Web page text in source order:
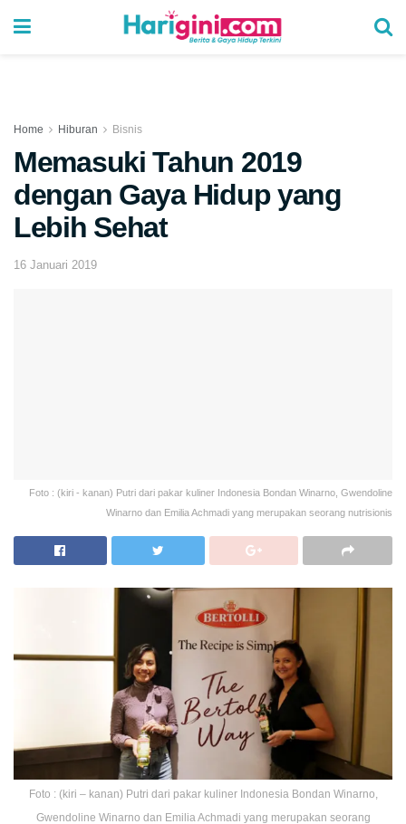
Home Hiburan Bisnis
Memasuki Tahun 2019
dengan Gaya Hidup yang
Lebih Sehat
16 Januari 2019
Foto : (kiri - kanan) Putri dari pakar kuliner Indonesia Bondan Winarno, Gwendoline
Winarno dan Emilia Achmadi yang merupakan seorang nutrisionis
Foto : (kiri – kanan) Putri dari pakar kuliner Indonesia Bondan Winarno,
Gwendoline Winarno dan Emilia Achmadi yang merupakan seorang